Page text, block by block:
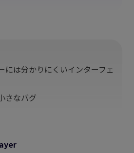
には分かりにくいインターフェ
さなバグ